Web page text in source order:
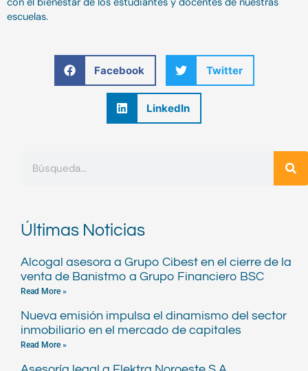
escuelas.
Facebook Twitter
LinkedIn
Últimas Noticias
Alcogal asesora a Grupo Cibest en el cierre de la
venta de Banistmo a Grupo Financiero BSC
Read More »
Nueva emisión impulsa el dinamismo del sector
inmobiliario en el mercado de capitales
Read More »